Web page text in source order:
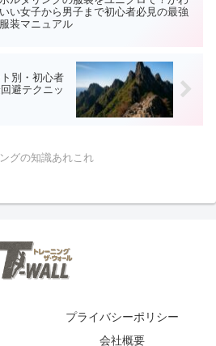
いい女子から男子まで初心者必見の最強
服装マニュアル
別・初心者
避テクニッ
グの知識あれこれ
プライバシーポリシー
会社概要